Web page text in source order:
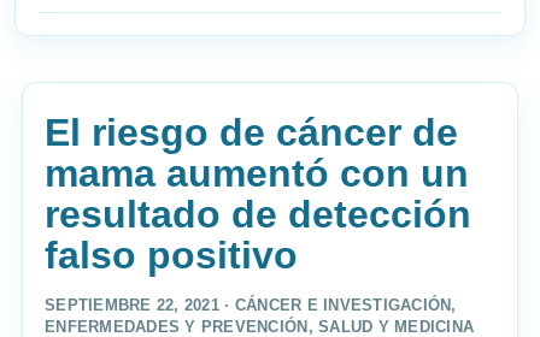
El riesgo de cáncer de
mama aumentó con un
resultado de detección
falso positivo
SEPTIEMBRE 22, 2021 · CÁNCER E INVESTIGACIÓN ,
ENFERMEDADES Y PREVENCIÓN ,SALUD Y MEDICINA